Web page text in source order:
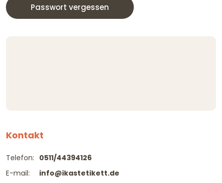
Passwort vergessen
Kontakt
Telefon:
E-mail:
0511/44394126
info@ikastetikett.de